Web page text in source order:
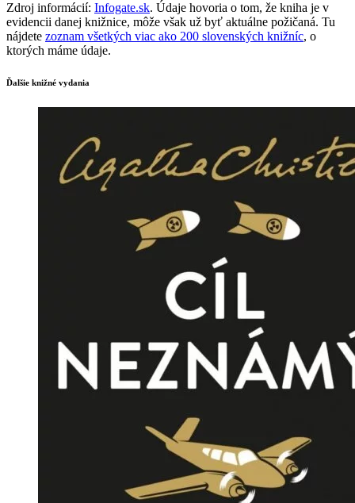
Zdroj informácií: Infogate.sk. Údaje hovoria o tom, že kniha je v
evidencii danej knižnice, môže však už byť aktuálne požičaná. Tu
nájdete zoznam všetkých viac ako 200 slovenských knižníc, o
ktorých máme údaje.
Ďalšie knižné vydania